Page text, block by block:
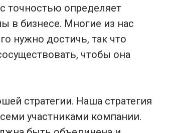
точностью определяет
в бизнесе. Многие из нас
нужно достичь, так что
чтобы она
стратегии. Наша стратегия
участниками компании.